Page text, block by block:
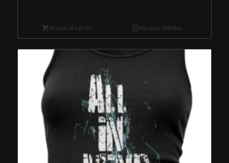
Añadir al carrito Mostrar detalles